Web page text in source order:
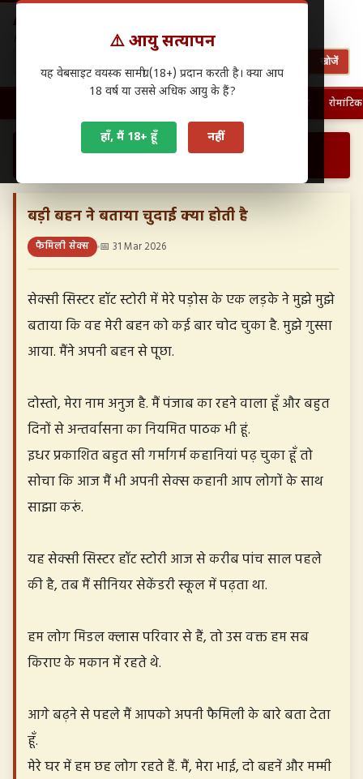
⚠️ आयु सत्यापन
यह वेबसाइट वयस्क सामग्री (18+) प्रदान करती है। क्या आप
18 वर्ष या उससे अधिक आयु के हैं?
हाँ, मैं 18+ हूँ नहीं
Antarwasna.in
Hindi Sex Stories – हिंदी सेक्स कहानियाँ
खोजें
रोमांटिक
फैमिली सेक्स › बड़ी बहन ने बताया चुदाई क्या होती है…
बड़ी बहन ने बताया चुदाई क्या होती है
फैमिली सेक्स 📅 31 Mar 2026
सेक्सी सिस्टर हॉट स्टोरी में मेरे पड़ोस के एक लड़के ने मुझे मुझे
बताया कि वह मेरी बहन को कई बार चोद चुका है. मुझे गुस्सा
आया. मैंने अपनी बहन से पूछा.
दोस्तो, मेरा नाम अनुज है. मैं पंजाब का रहने वाला हूँ और बहुत
दिनों से अन्तर्वासना का नियमित पाठक भी हूं.
इधर प्रकाशित बहुत सी गर्मागर्म कहानियां पढ़ चुका हूँ तो
सोचा कि आज मैं भी अपनी सेक्स कहानी आप लोगों के साथ
साझा करूं.
यह सेक्सी सिस्टर हॉट स्टोरी आज से करीब पांच साल पहले
की है, तब मैं सीनियर सेकेंडरी स्कूल में पढ़ता था.
हम लोग मिडल क्लास परिवार से हैं, तो उस वक्त हम सब
किराए के मकान में रहते थे.
आगे बढ़ने से पहले मैं आपको अपनी फैमिली के बारे बता देता
हूँ.
मेरे घर में हम छह लोग रहते हैं. मैं, मेरा भाई, दो बहनें और मम्मी